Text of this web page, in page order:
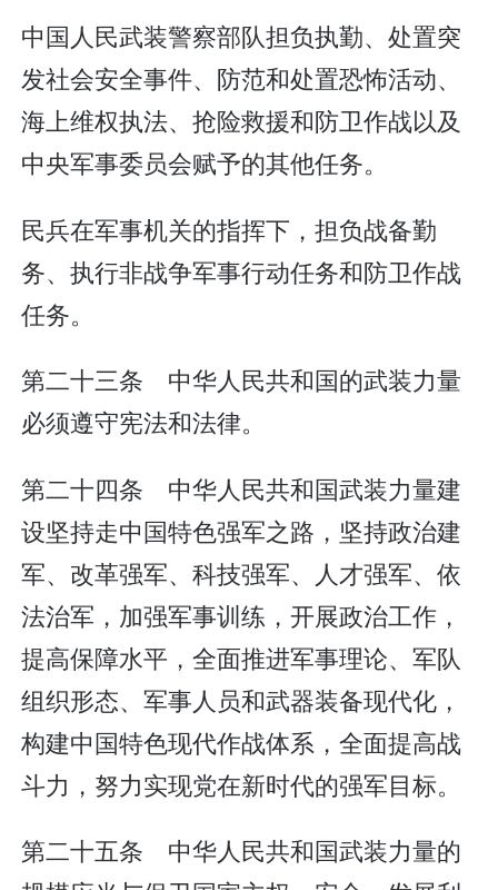
中国人民武装警察部队担负执勤、处置突
发社会安全事件、防范和处置恐怖活动、
海上维权执法、抢险救援和防卫作战以及
中央军事委员会赋予的其他任务。
民兵在军事机关的指挥下，担负战备勤
务、执行非战争军事行动任务和防卫作战
任务。
第二十三条 中华人民共和国的武装力量
必须遵守宪法和法律。
第二十四条 中华人民共和国武装力量建
设坚持走中国特色强军之路，坚持政治建
军、改革强军、科技强军、人才强军、依
法治军，加强军事训练，开展政治工作，
提高保障水平，全面推进军事理论、军队
组织形态、军事人员和武器装备现代化，
构建中国特色现代作战体系，全面提高战
斗力，努力实现党在新时代的强军目标。
第二十五条 中华人民共和国武装力量的